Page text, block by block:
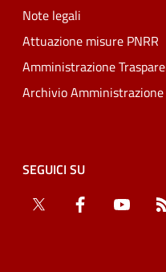
Note legali
Attuazione misure PNRR
Amministrazione
Archivio
SEGUICI SU
Twitter
Facebook